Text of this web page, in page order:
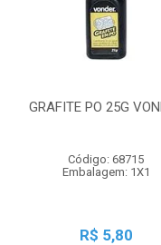
GRAFITE PO 25G
Código: 68715
Embalagem: 1X1
R$ 5,80